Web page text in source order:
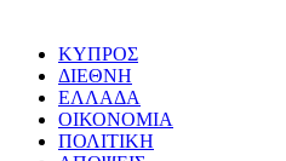
ΚΥΠΡΟΣ
ΔΙΕΘΝΗ
ΕΛΛΑΔΑ
ΟΙΚΟΝΟΜΙΑ
ΠΟΛΙΤΙΚΗ